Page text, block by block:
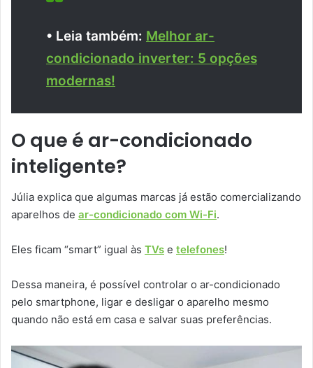
• Leia também: Melhor ar-
condicionado inverter: 5 opções
modernas!
O que é ar-condicionado
inteligente?
Júlia explica que algumas marcas já estão comercializando
aparelhos de ar-condicionado com Wi-Fi.
Eles ficam “smart” igual às TVs e telefones!
Dessa maneira, é possível controlar o ar-condicionado
pelo smartphone, ligar e desligar o aparelho mesmo
quando não está em casa e salvar suas preferências.